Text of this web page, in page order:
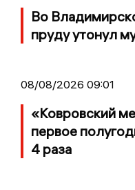
Во
пруду утонул
08/08/2026 09:01
«Ковровский
первое
4 раза